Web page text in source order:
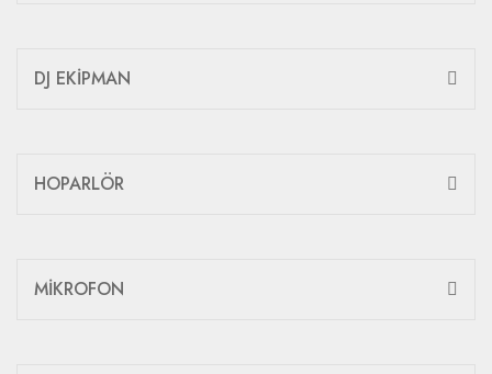
DJ EKİPMAN
HOPARLÖR
MİKROFON